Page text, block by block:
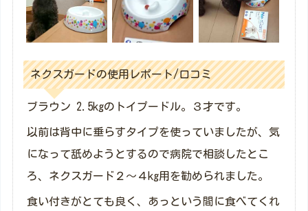
ネクスガードの使用レポート/口コミ
ブラウン 2.5kgのトイプードル。３才です。
以前は背中に垂らすタイプを使っていましたが、気
になって舐めようとするので病院で相談したとこ
ろ、ネクスガード２～４kg用を勧められました。
食い付きがとても良く、あっという間に食べてくれ